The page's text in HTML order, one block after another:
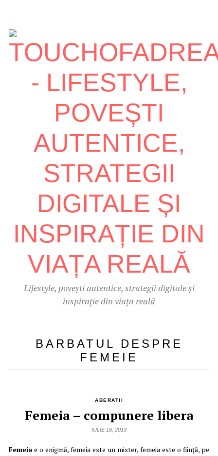
Lifestyle, povești autentice, strategii digitale și
inspirație din viața reală
BARBATUL DESPRE
FEMEIE
ABERATII
Femeia – compunere libera
IULIE 16, 2013
Femeiae o enigmă, femeia este un mister, femeia este o fiinţă, pe